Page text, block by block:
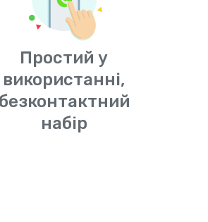
Простий у
використанні,
безконтактний
набір